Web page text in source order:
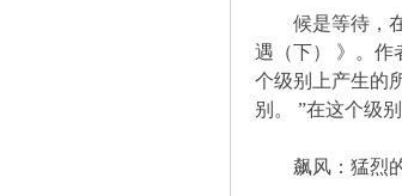
候是等待，在
遇（下） 》。作
个级别上产生的
别。 ”在这个级
飙风：猛烈的